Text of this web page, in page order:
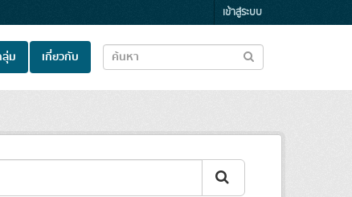
เข้าสู่ระบบ
ม เกี่ยวกับ